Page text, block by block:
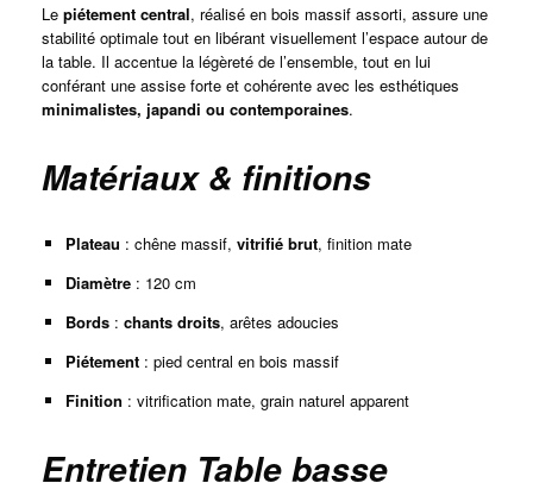
Le piétement central, réalisé en bois massif assorti, assure une
stabilité optimale tout en libérant visuellement l’espace autour de
la table. Il accentue la légèreté de l’ensemble, tout en lui
conférant une assise forte et cohérente avec les esthétiques
minimalistes, japandi ou contemporaines.
Matériaux & finitions
Plateau : chêne massif, vitrifié brut, finition mate
Diamètre: 120 cm
Bords: chants droits, arêtes adoucies
Piétement: pied central en bois massif
Finition : vitrification mate, grain naturel apparent
Entretien Table basse